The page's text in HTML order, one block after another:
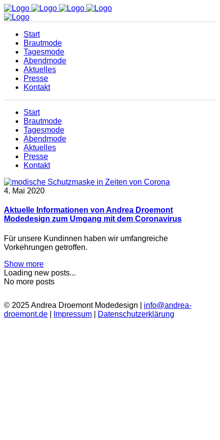
Start
Brautmode
Tagesmode
Abendmode
Aktuelles
Presse
Kontakt
Start
Brautmode
Tagesmode
Abendmode
Aktuelles
Presse
Kontakt
4. Mai 2020
Aktuelle Informationen von Andrea Droemont
Modedesign zum Umgang mit dem Coronavirus
Für unsere Kundinnen haben wir umfangreiche
Vorkehrungen getroffen.
Show more
Loading new posts...
No more posts
© 2025 Andrea Droemont Modedesign | info@andrea-
droemont.de
Impressum Datenschutzerklärung